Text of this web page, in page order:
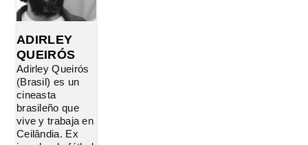
ADIRLEY
QUEIRÓS
Adirley Queirós
(Brasil) es un
cineasta
brasileño que
vive y trabaja en
Ceilândia. Ex